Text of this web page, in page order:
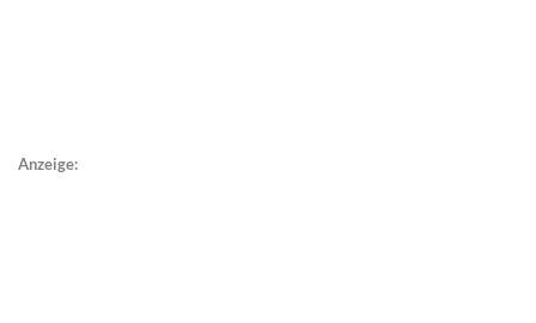
Anzeige: